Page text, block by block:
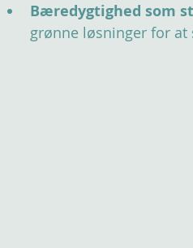
Bæredygtighed som
grønne løsninger for at